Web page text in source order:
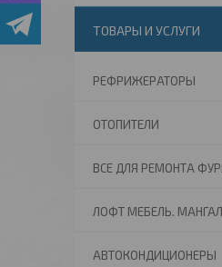
ТОВАРЫ И УСЛУГИ
РЕФРИЖЕРАТОРЫ
ОТОПИТЕЛИ
ВСЕ ДЛЯ РЕМОНТА
ЛОФТ МЕБЕЛЬ.
АВТОКОНДИЦИОНЕРЫ